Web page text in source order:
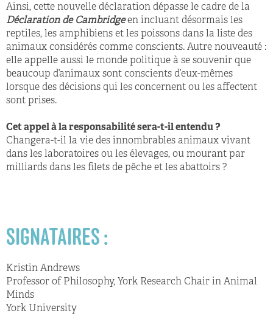
Ainsi, cette nouvelle déclaration dépasse le cadre de la
Déclaration de Cambridgeen incluant désormais les
reptiles, les amphibiens et les poissons dans la liste des
animaux considérés comme conscients. Autre nouveauté :
elle appelle aussi le monde politique à se souvenir que
beaucoup d’animaux sont conscients d’eux-mêmes
lorsque des décisions qui les concernent ou les affectent
sont prises.
Cet appel à la responsabilité sera-t-il entendu ?
Changera-t-il la vie des innombrables animaux vivant
dans les laboratoires ou les élevages, ou mourant par
milliards dans les filets de pêche et les abattoirs ?
SIGNATAIRES :
Kristin Andrews
Professor of Philosophy, York Research Chair in Animal
Minds
York University